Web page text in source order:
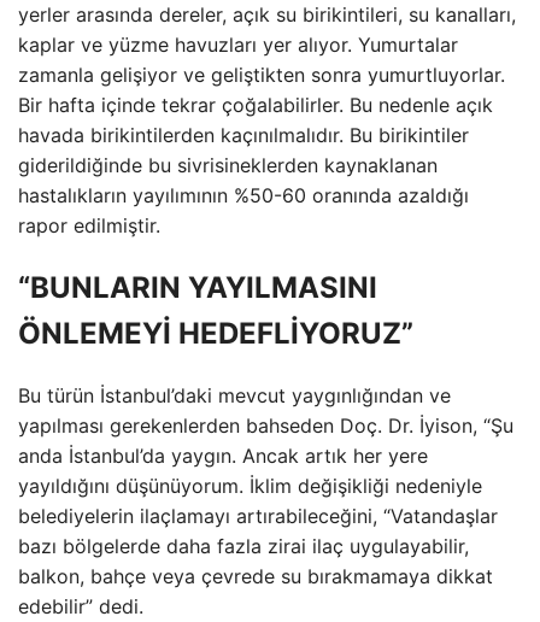
yerler arasında dereler, açık su birikintileri, su kanalları,
kaplar ve yüzme havuzları yer alıyor. Yumurtalar
zamanla gelişiyor ve geliştikten sonra yumurtluyorlar.
Bir hafta içinde tekrar çoğalabilirler. Bu nedenle açık
havada birikintilerden kaçınılmalıdır. Bu birikintiler
giderildiğinde bu sivrisineklerden kaynaklanan
hastalıkların yayılımının %50-60 oranında azaldığı
rapor edilmiştir.
“BUNLARIN YAYILMASINI
ÖNLEMEYİ HEDEFLİYORUZ”
Bu türün İstanbul’daki mevcut yaygınlığından ve
yapılması gerekenlerden bahseden Doç. Dr. İyison, “Şu
anda İstanbul’da yaygın. Ancak artık her yere
yayıldığını düşünüyorum. İklim değişikliği nedeniyle
belediyelerin ilaçlamayı artırabileceğini, “Vatandaşlar
bazı bölgelerde daha fazla zirai ilaç uygulayabilir,
balkon, bahçe veya çevrede su bırakmamaya dikkat
edebilir” dedi.